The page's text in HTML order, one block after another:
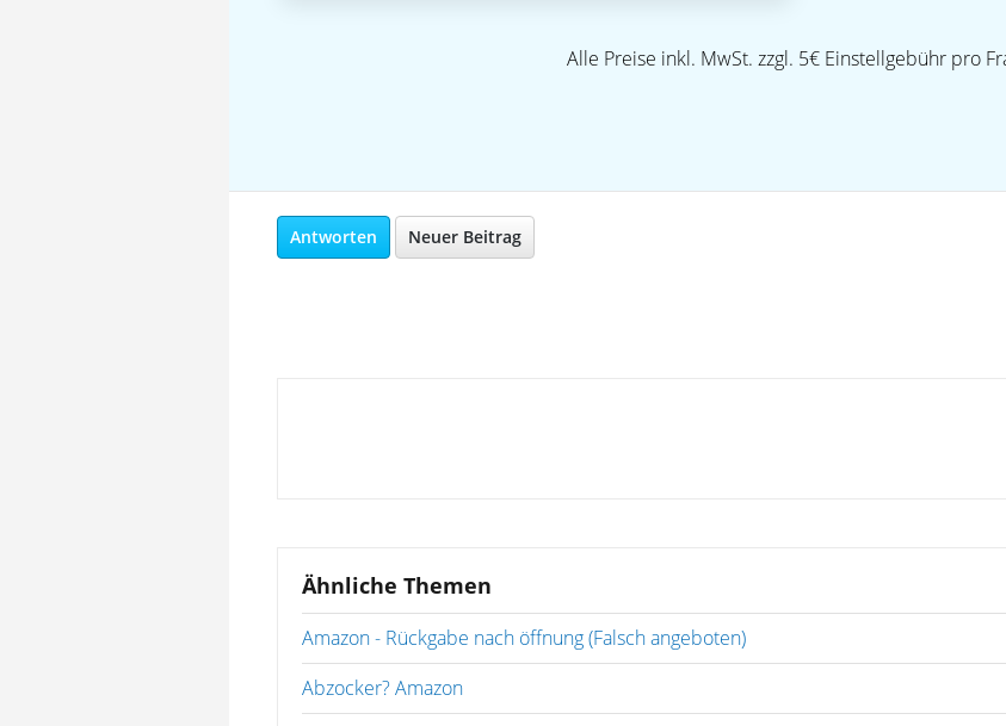
Alle Preise inkl. MwSt. zzgl. 5€ Einstellgebühr pro
Antworten Neuer Beitrag
Ähnliche Themen
Amazon - Rückgabe nach öffnung (Falsch angeboten)
Abzocker? Amazon